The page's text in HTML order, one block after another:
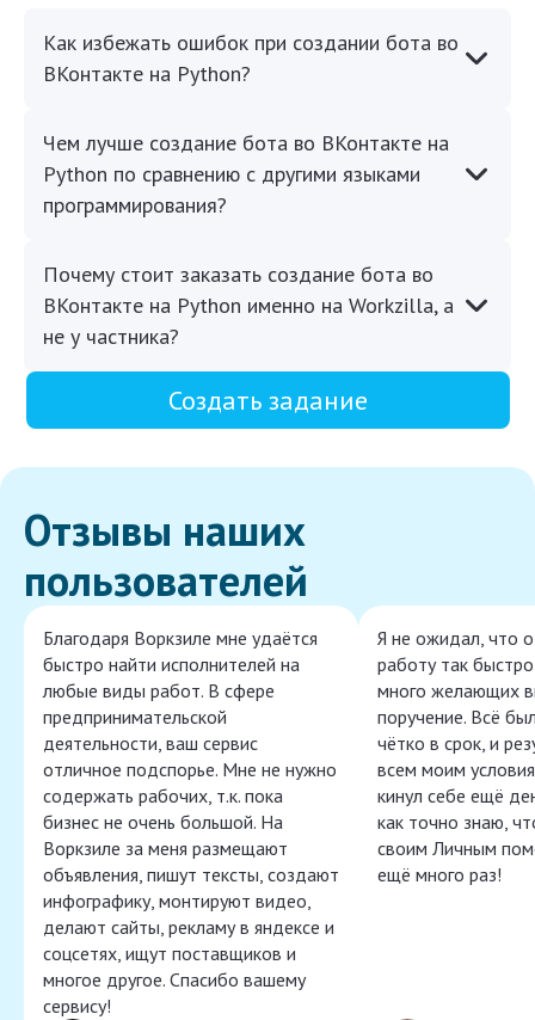
Как избежать ошибок при создании бота во
ВКонтакте на Python?
Чем лучше создание бота во ВКонтакте на
Python по сравнению с другими языками
программирования?
Почему стоит заказать создание бота во
ВКонтакте на Python именно на Workzilla, а
не у частника?
Создать задание
Отзывы наших
пользователей
Благодаря Воркзиле мне удаётся
быстро найти исполнителей на
любые виды работ. В сфере
предпринимательской
деятельности, ваш сервис
отличное подспорье. Мне не нужно
содержать рабочих, т.к. пока
бизнес не очень большой. На
Воркзиле за меня размещают
объявления, пишут тексты, создают
инфографику, монтируют видео,
делают сайты, рекламу в яндексе и
соцсетях, ищут поставщиков и
многое другое. Спасибо вашему
сервису!
Я не ожидал, что
работу так
много желающих
поручение. Всё
чётко в срок, и
всем моим
кинул себе ещё
как точно знаю,
своим Личным
ещё много раз!